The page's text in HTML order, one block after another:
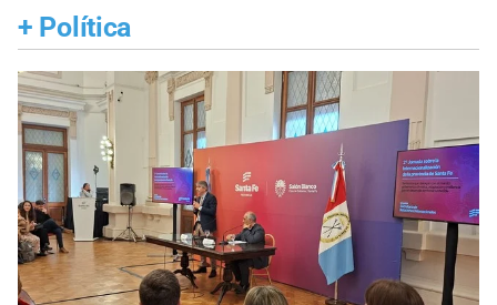
+ Política